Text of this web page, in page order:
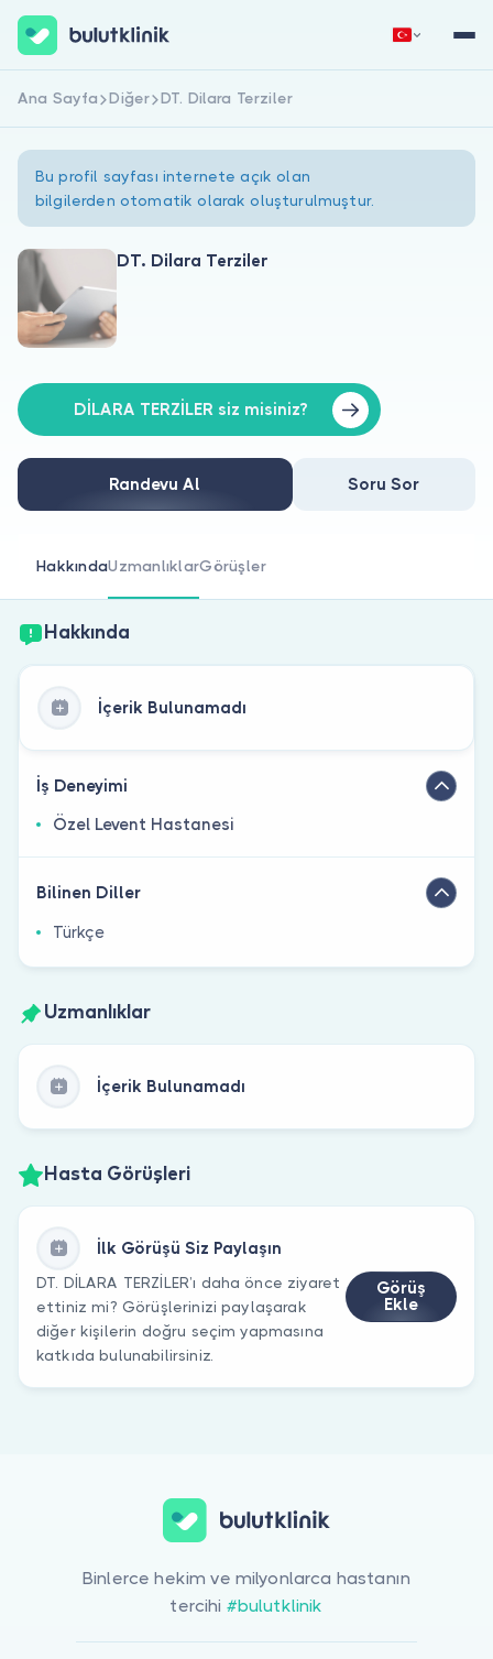
Hakkımızda
Doktorlar için
Doktor musunuz?
Hemen Kaydol
Ana Sayfa Diğer DT. Dilara Terziler
Bu profil sayfası internete açık olan
bilgilerden otomatik olarak oluşturulmuştur.
DT. Dilara Terziler
DİLARA TERZİLER siz misiniz?
Randevu Al Soru Sor
HakkındaUzmanlıklarGörüşler
Hakkında
İçerik Bulunamadı
İş Deneyimi
Özel Levent Hastanesi
Bilinen Diller
Türkçe
Uzmanlıklar
İçerik Bulunamadı
Hasta Görüşleri
İlk Görüşü Siz Paylaşın
DT. DİLARA TERZİLER’ı daha önce ziyaret
ettiniz mi? Görüşlerinizi paylaşarak
diğer kişilerin doğru seçim yapmasına
katkıda bulunabilirsiniz.
Görüş
Ekle
Binlerce hekim ve milyonlarca hastanın
tercihi #bulutklinik